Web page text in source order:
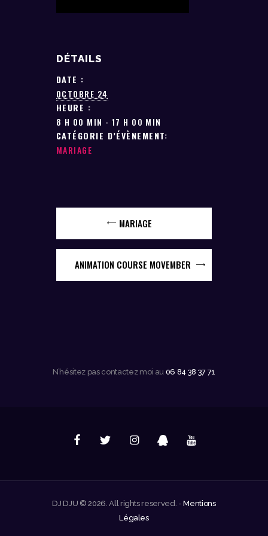
DÉTAILS
DATE :
OCTOBRE 24
HEURE :
8 H 00 MIN - 17 H 00 MIN
CATÉGORIE D’ÉVÈNEMENT:
MARIAGE
MARIAGE
ANIMATION COURSE MOVEMBER
N’hésitez pas contactez moi au 06 84 38 37 71
DJ DJU © 2026. All rights reserved. -Mentions
Légales